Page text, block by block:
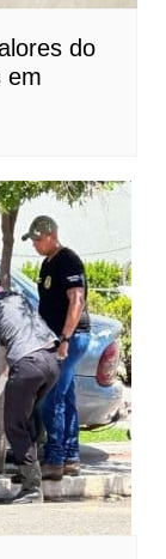
do
em